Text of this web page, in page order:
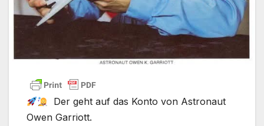
Der geht auf das Konto von Astronaut
Owen Garriott.